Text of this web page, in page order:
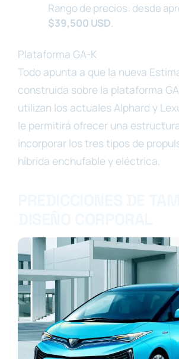
Rango de precios: desde
$39,500 USD.
Plataforma GA-K
Todo apunta a que la nueva
construida sobre la plataforma
utilizan los actuales Alphard y
le permitirá ofrecer una
incorporar los tres tipos de
híbrida enchufable y eléctrica.